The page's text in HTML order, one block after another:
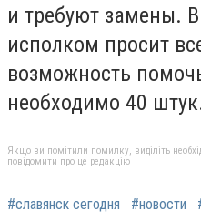
и требуют замены.
исполком просит
возможность
необходимо 40
Якщо ви помітили помилку, виділіть
повідомити про це редакцію
#славянск сегодня #новости